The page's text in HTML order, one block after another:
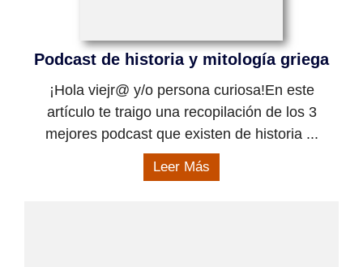
Podcast de historia y mitología griega
¡Hola viejr@ y/o persona curiosa!En este
artículo te traigo una recopilación de los 3
mejores podcast que existen de historia ...
Leer Más